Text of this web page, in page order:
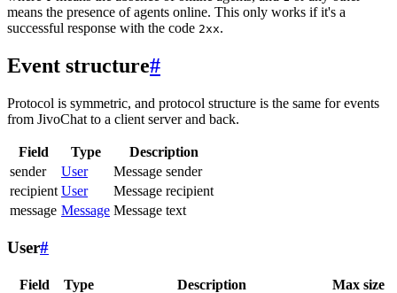
means the presence of agents online. This only works if it's a
successful response with the code 2xx.
Event structure#
Protocol is symmetric, and protocol structure is the same for events
from JivoChat to a client server and back.
Field Type
Description
sender
User
Message sender
recipient User
Message recipient
message Message Message text
User#
Field Type Description Max size